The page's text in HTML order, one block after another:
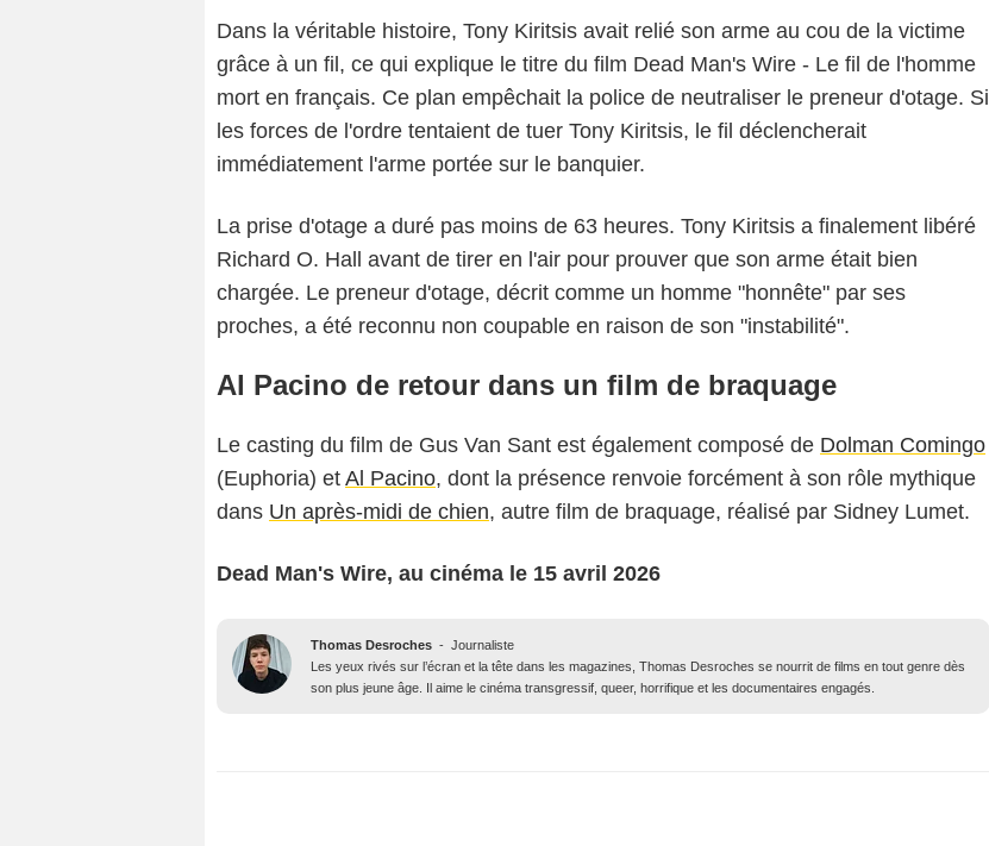
Dans la véritable histoire, Tony Kiritsis avait relié son arme au cou de la victime
grâce à un fil, ce qui explique le titre du film Dead Man's Wire - Le fil de l'homme
mort en français. Ce plan empêchait la police de neutraliser le preneur d'otage. Si
les forces de l'ordre tentaient de tuer Tony Kiritsis, le fil déclencherait
immédiatement l'arme portée sur le banquier.
La prise d'otage a duré pas moins de 63 heures. Tony Kiritsis a finalement libéré
Richard O. Hall avant de tirer en l'air pour prouver que son arme était bien
chargée. Le preneur d'otage, décrit comme un homme "honnête" par ses
proches, a été reconnu non coupable en raison de son "instabilité".
Al Pacino de retour dans un film de braquage
Le casting du film de Gus Van Sant est également composé de Dolman Comingo
(Euphoria) et Al Pacino, dont la présence renvoie forcément à son rôle mythique
dans Un après-midi de chien, autre film de braquage, réalisé par Sidney Lumet.
Dead Man's Wire, au cinéma le 15 avril 2026
Thomas Desroches - Journaliste
Les yeux rivés sur l’écran et la tête dans les magazines, Thomas Desroches se nourrit de films en tout genre dès
son plus jeune âge. Il aime le cinéma transgressif, queer, horrifique et les documentaires engagés.